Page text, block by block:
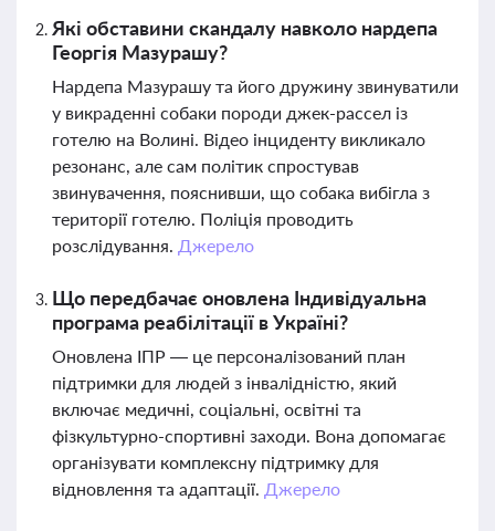
Які обставини скандалу навколо нардепа
Георгія Мазурашу?
Нардепа Мазурашу та його дружину звинуватили
у викраденні собаки породи джек-рассел із
готелю на Волині. Відео інциденту викликало
резонанс, але сам політик спростував
звинувачення, пояснивши, що собака вибігла з
території готелю. Поліція проводить
розслідування. Джерело
Що передбачає оновлена Індивідуальна
програма реабілітації в Україні?
Оновлена ІПР — це персоналізований план
підтримки для людей з інвалідністю, який
включає медичні, соціальні, освітні та
фізкультурно-спортивні заходи. Вона допомагає
організувати комплексну підтримку для
відновлення та адаптації. Джерело